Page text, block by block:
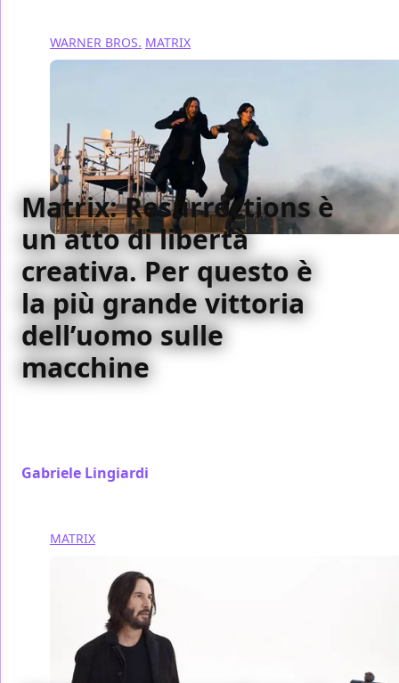
WARNER BROS. MATRIX
Matrix: Resurrections è
un atto di libertà
creativa. Per questo è
la più grande vittoria
dell’uomo sulle
macchine
Gabriele Lingiardi
MATRIX